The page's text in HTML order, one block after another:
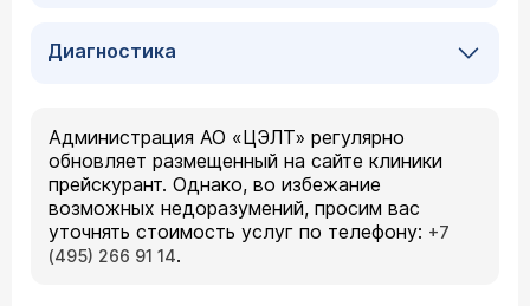
Диагностика
Администрация АО «ЦЭЛТ» регулярно
обновляет размещенный на сайте клиники
прейскурант. Однако, во избежание
возможных недоразумений, просим вас
уточнять стоимость услуг по телефону: +7
(495) 266 91 14.